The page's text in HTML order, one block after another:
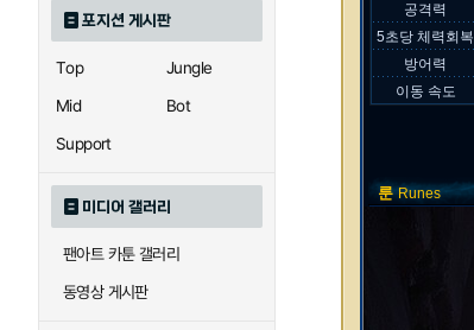
포지션 게시판
Top
Jungle
Mid
Bot
Support
미디어 갤러리
팬아트 카툰 갤러리
동영상 게시판
공격력
5초당 체력회복
방어력
이동 속도
룬Runes